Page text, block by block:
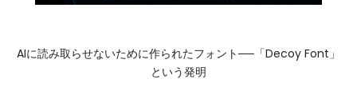
AIに読み取らせないために作られたフォント──「Decoy Font」
という発明